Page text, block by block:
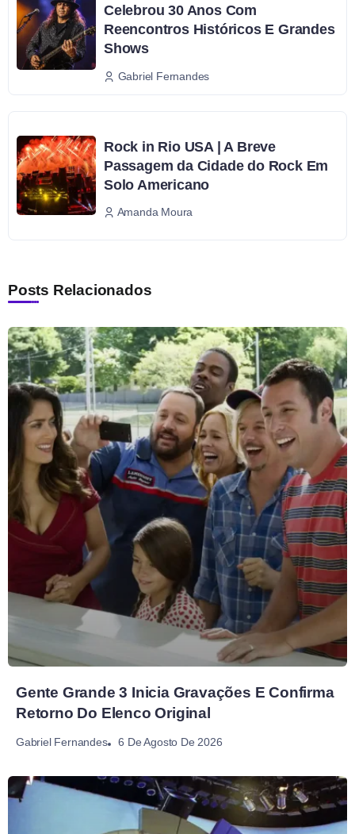
Celebrou 30 Anos Com
Reencontros Históricos E Grandes
Shows
Gabriel Fernandes
Rock in Rio USA | A Breve
Passagem da Cidade do Rock Em
Solo Americano
Amanda Moura
Posts Relacionados
Gente Grande 3 Inicia Gravações E Confirma
Retorno Do Elenco Original
Gabriel Fernandes 6 De Agosto De 2026